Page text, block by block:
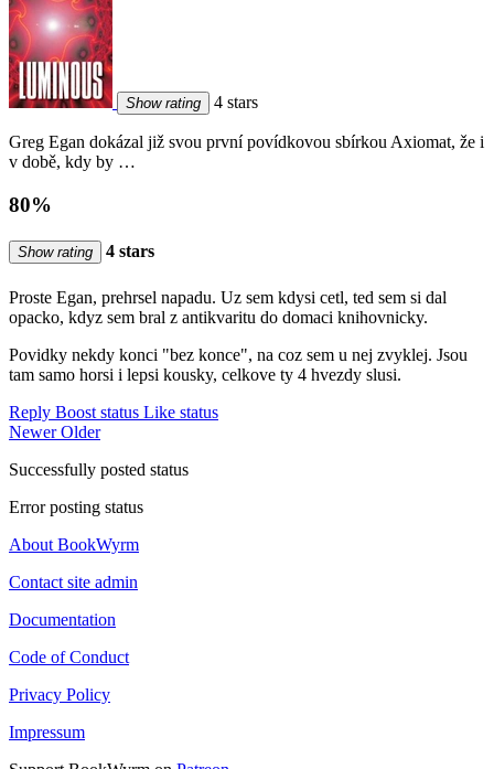
Show rating 4 stars
Greg Egan dokázal již svou první povídkovou sbírkou Axiomat, že i
v době, kdy by …
80%
Show rating 4 stars
Proste Egan, prehrsel napadu. Uz sem kdysi cetl, ted sem si dal
opacko, kdyz sem bral z antikvaritu do domaci knihovnicky.
Povidky nekdy konci "bez konce", na coz sem u nej zvyklej. Jsou
tam samo horsi i lepsi kousky, celkove ty 4 hvezdy slusi.
Reply Boost status Like status
NewerOlder
Successfully posted status
Error posting status
About BookWyrm
Contact site admin
Documentation
Code of Conduct
Privacy Policy
Impressum